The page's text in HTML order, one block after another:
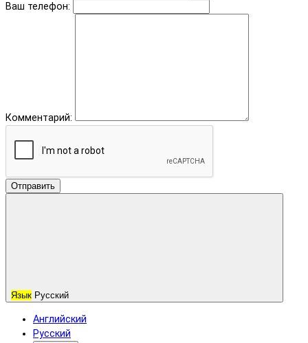
Ваш телефон:
Комментарий:
Отправить
Язык Русский
Английский
Русский